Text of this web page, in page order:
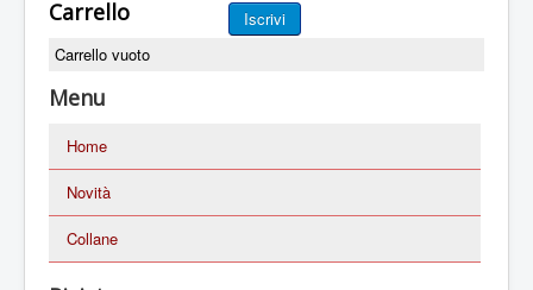
Iscrivi
Carrello
Carrello vuoto
Menu
Home
Novità
Collane